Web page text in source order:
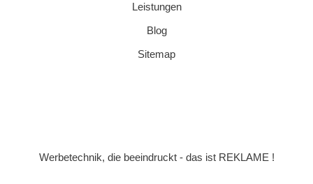
Leistungen
Blog
Sitemap
Werbetechnik, die beeindruckt - das ist REKLAME !